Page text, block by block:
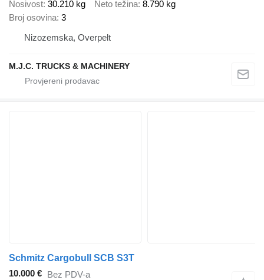
Nosivost 30.210 kg Neto težina 8.790 kg
Broj osovina 3
Nizozemska, Overpelt
M.J.C. TRUCKS & MACHINERY
Schmitz Cargobull SCB S3T
10.000 € Bez PDV-a